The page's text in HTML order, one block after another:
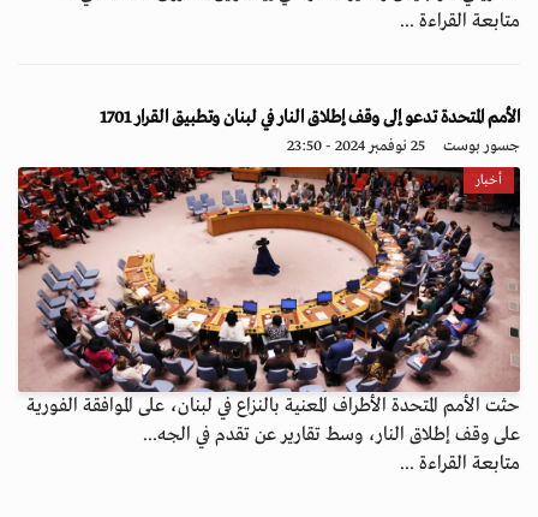
متابعة القراءة ...
الأمم المتحدة تدعو إلى وقف إطلاق النار في لبنان وتطبيق القرار 1701
جسور بوست 25 نوفمبر 2024 - 23:50
أخبار
حثت الأمم المتحدة الأطراف المعنية بالنزاع في لبنان، على الموافقة الفورية
على وقف إطلاق النار، وسط تقارير عن تقدم في الجه...
متابعة القراءة ...